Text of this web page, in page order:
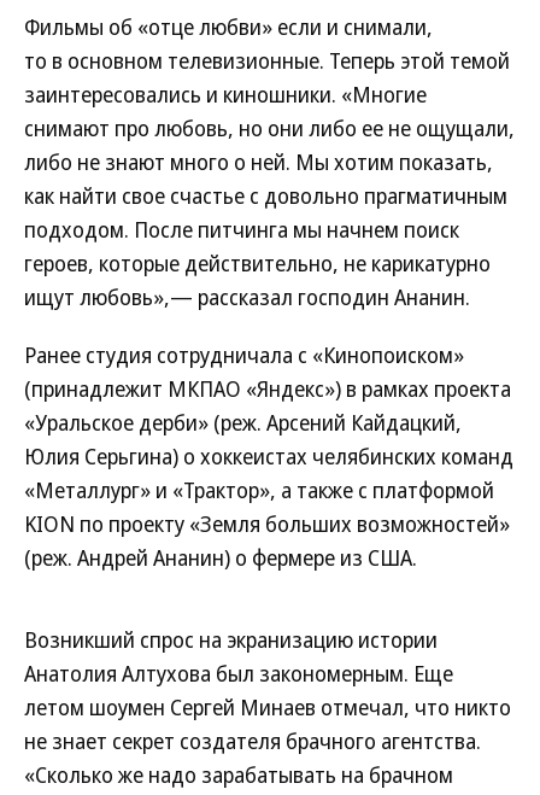
Фильмы об «отце любви» если и снимали,
то в основном телевизионные. Теперь этой темой
заинтересовались и киношники. «Многие
снимают про любовь, но они либо ее не ощущали,
либо не знают много о ней. Мы хотим показать,
как найти свое счастье с довольно прагматичным
подходом. После питчинга мы начнем поиск
героев, которые действительно, не карикатурно
ищут любовь»,— рассказал господин Ананин.
Ранее студия сотрудничала с «Кинопоиском»
(принадлежит МКПАО «Яндекс») в рамках проекта
«Уральское дерби» (реж. Арсений Кайдацкий,
Юлия Серьгина) о хоккеистах челябинских команд
«Металлург» и «Трактор», а также с платформой
KION по проекту «Земля больших возможностей»
(реж. Андрей Ананин) о фермере из США.
Возникший спрос на экранизацию истории
Анатолия Алтухова был закономерным. Еще
летом шоумен Сергей Минаев отмечал, что никто
не знает секрет создателя брачного агентства.
«Сколько же надо зарабатывать на брачном